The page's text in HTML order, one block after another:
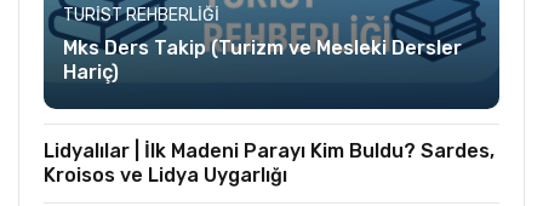
TURIST REHBERLIĞI
Mks Ders Takip (Turizm ve Mesleki Dersler
Hariç)
Lidyalılar | İlk Madeni Parayı Kim Buldu? Sardes,
Kroisos ve Lidya Uygarlığı